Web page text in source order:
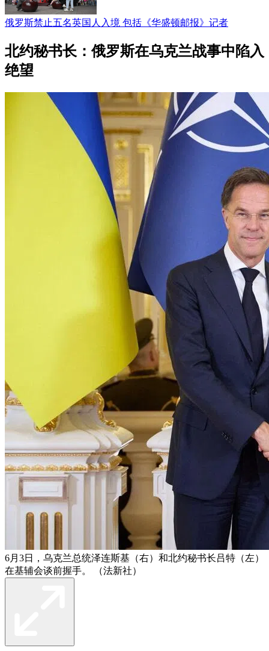
俄罗斯禁止五名英国人入境 包括《华盛顿邮报》记者
北约秘书长：俄罗斯在乌克兰战事中陷入
绝望
6月3日，乌克兰总统泽连斯基（右）和北约秘书长吕特（左）
在基辅会谈前握手。 （法新社）